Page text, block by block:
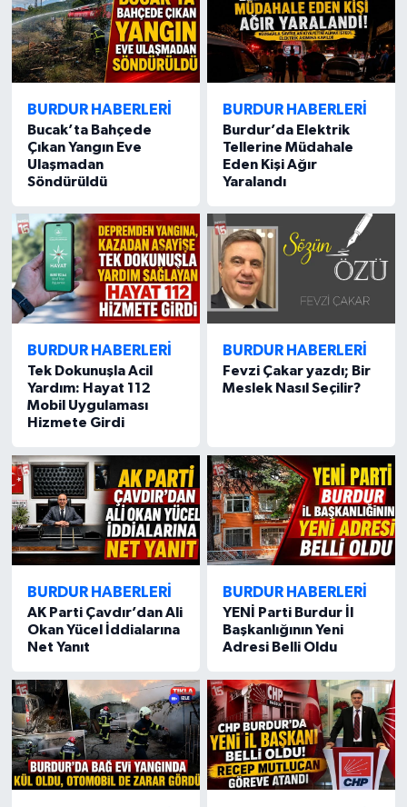
BURDUR HABERLERİ
Bucak’ta Bahçede
Çıkan Yangın Eve
Ulaşmadan
Söndürüldü
BURDUR HABERLERİ
Burdur’da Elektrik
Tellerine Müdahale
Eden Kişi Ağır
Yaralandı
BURDUR HABERLERİ
Tek Dokunuşla Acil
Yardım: Hayat 112
Mobil Uygulaması
Hizmete Girdi
BURDUR HABERLERİ
Fevzi Çakar yazdı; Bir
Meslek Nasıl Seçilir?
BURDUR HABERLERİ
AK Parti Çavdır’dan Ali
Okan Yücel İddialarına
Net Yanıt
BURDUR HABERLERİ
YENİ Parti Burdur İl
Başkanlığının Yeni
Adresi Belli Oldu